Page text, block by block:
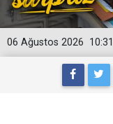
10:31
06 Ağustos 2026